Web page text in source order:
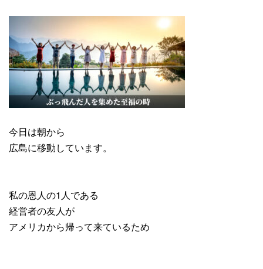
今日は朝から
広島に移動しています。
私の恩人の1人である
経営者の友人が
アメリカから帰って来ているため